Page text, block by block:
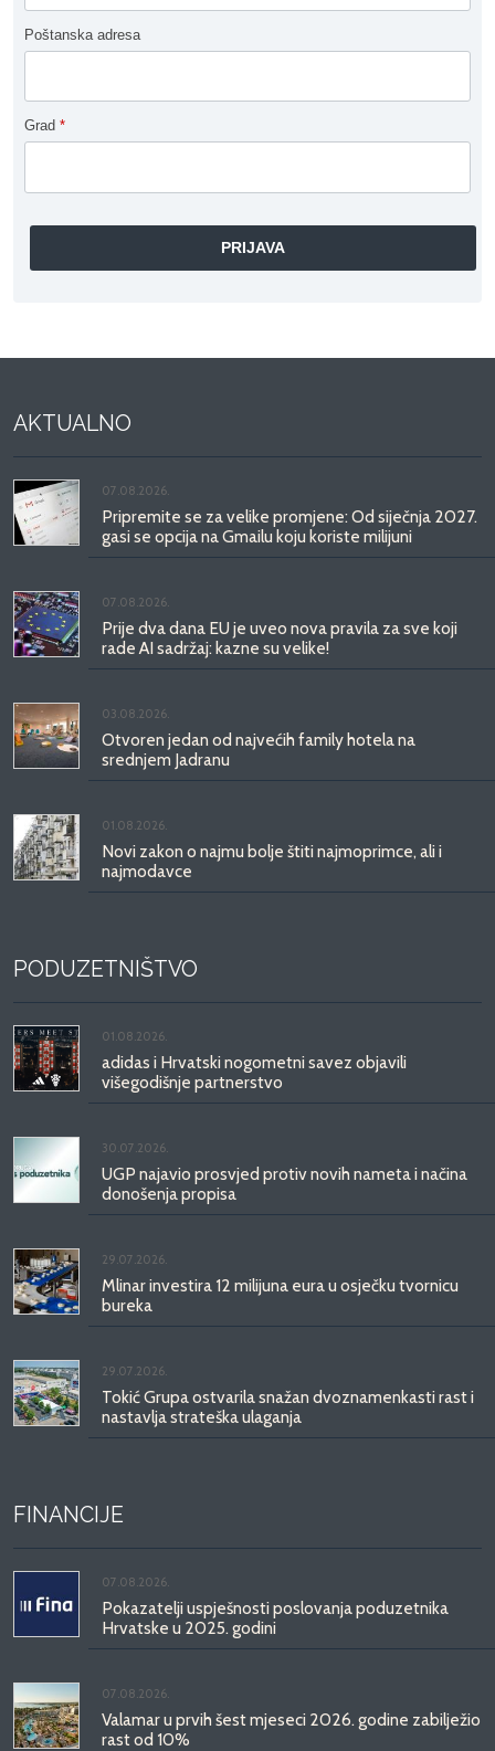
Poštanska adresa
Grad *
AKTUALNO
07.08.2026.
Pripremite se za velike promjene: Od siječnja 2027.
gasi se opcija na Gmailu koju koriste milijuni
07.08.2026.
Prije dva dana EU je uveo nova pravila za sve koji
rade AI sadržaj: kazne su velike!
03.08.2026.
Otvoren jedan od najvećih family hotela na
srednjem Jadranu
01.08.2026.
Novi zakon o najmu bolje štiti najmoprimce, ali i
najmodavce
PODUZETNIŠTVO
01.08.2026.
adidas i Hrvatski nogometni savez objavili
višegodišnje partnerstvo
30.07.2026.
UGP najavio prosvjed protiv novih nameta i načina
donošenja propisa
29.07.2026.
Mlinar investira 12 milijuna eura u osječku tvornicu
bureka
29.07.2026.
Tokić Grupa ostvarila snažan dvoznamenkasti rast i
nastavlja strateška ulaganja
FINANCIJE
07.08.2026.
Pokazatelji uspješnosti poslovanja poduzetnika
Hrvatske u 2025. godini
07.08.2026.
Valamar u prvih šest mjeseci 2026. godine zabilježio
rast od 10%